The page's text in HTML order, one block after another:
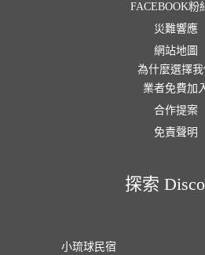
FACEBOOK粉
災難響應
網站地圖
為什麼選擇我
業者免費加
合作提案
免責聲明
探索
小琉球民宿